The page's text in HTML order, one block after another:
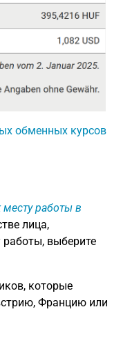
обменных курсов
работы в
лица,
работы, выберите
которые
Францию или